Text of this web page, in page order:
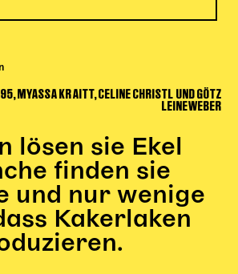
pädagogische Institutionen
MYASSA KRAITT, CELINE CHRISTL UND GÖTZ
LEINEWEBER
lösen sie Ekel
finden sie
und nur wenige
Kakerlaken